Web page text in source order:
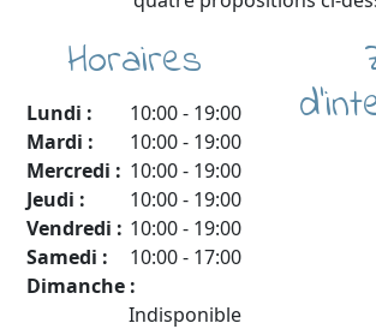
Horaires
Lundi : 10:00- 19:00
Mardi :
10:00- 19:00
Mercredi : 10:00- 19:00
Jeudi :
10:00- 19:00
Vendredi : 10:00- 19:00
Samedi :
10:00- 17:00
Dimanche :
Indisponible